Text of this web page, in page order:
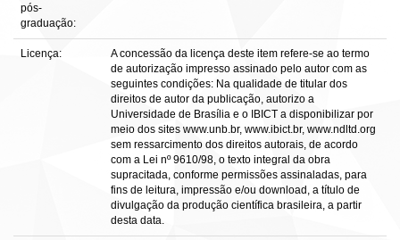
pós-
graduação:
Licença:
A concessão da licença deste item refere-se ao termo
de autorização impresso assinado pelo autor com as
seguintes condições: Na qualidade de titular dos
direitos de autor da publicação, autorizo a
Universidade de Brasília e o IBICT a disponibilizar por
meio dos sites www.unb.br, www.ibict.br, www.ndltd.org
sem ressarcimento dos direitos autorais, de acordo
com a Lei nº 9610/98, o texto integral da obra
supracitada, conforme permissões assinaladas, para
fins de leitura, impressão e/ou download, a título de
divulgação da produção científica brasileira, a partir
desta data.